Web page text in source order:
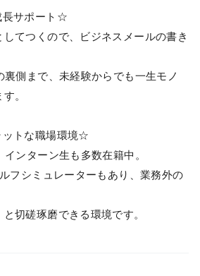
サポート☆
てつくので、ビジネスメールの書き
側まで、未経験からでも一生モノ
。
トな職場環境☆
ンターン生も多数在籍中。
フシミュレーターもあり、業務外の
と切磋琢磨できる環境です。